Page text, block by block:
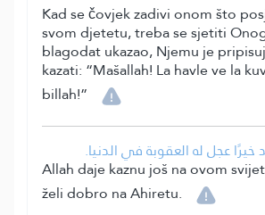
Kad se čovjek zadivi onom što
svom djetetu, treba se sjetiti
blagodat ukazao, Njemu je
kazati: “Mašallah! La havle ve la
billah!”
خيرًا عجل له العقوبة في الدنيا.
Allah daje kaznu još na ovom
želi dobro na Ahiretu.